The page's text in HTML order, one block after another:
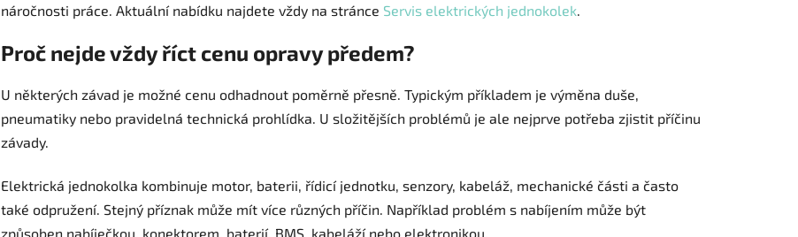
náročnosti práce. Aktuální nabídku najdete vždy na stránce Servis elektrických jednokolek
Proč nejde vždy říct cenu opravy předem?
U některých závad je možné cenu odhadnout poměrně přesně. Typickým příkladem je výměna duše,
pneumatiky nebo pravidelná technická prohlídka. U složitějších problémů je ale nejprve potřeba zjistit příčinu
závady.
Elektrická jednokolka kombinuje motor, baterii, řídicí jednotku, senzory, kabeláž, mechanické části a často
také odpružení. Stejný příznak může mít více různých příčin. Například problém s nabíjením může být
způsoben nabíječkou, konektorem, baterií, BMS, kabeláží nebo elektronikou.